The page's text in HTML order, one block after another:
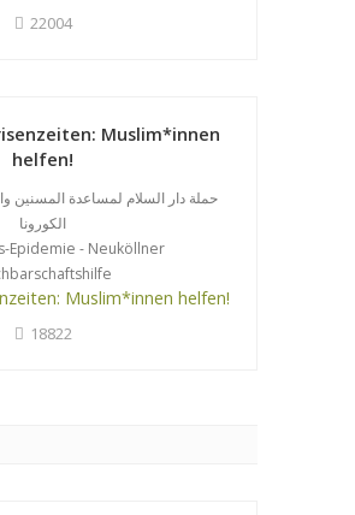
22004
Muslim*innen
helfen!
حملة دار السلام لمساعدة
الكورونا
Epidemie - Neuköllner
Muslim*innen helfen!
18822